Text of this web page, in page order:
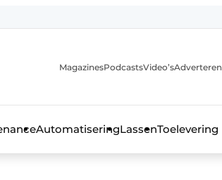
MagazinesPodcastsVideo’sAdverteren
AutomatiseringLassenToelevering